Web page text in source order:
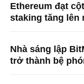
Ethereum đạt
staking tăng lên
Nhà sáng lập
trở thành bệ